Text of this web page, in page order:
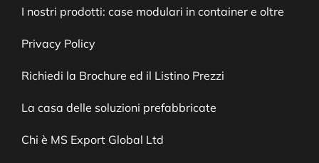
I nostri prodotti: case modulari in container e oltre
Privacy Policy
Richiedi la Brochure ed il Listino Prezzi
La casa delle soluzioni prefabbricate
Chi è MS Export Global Ltd